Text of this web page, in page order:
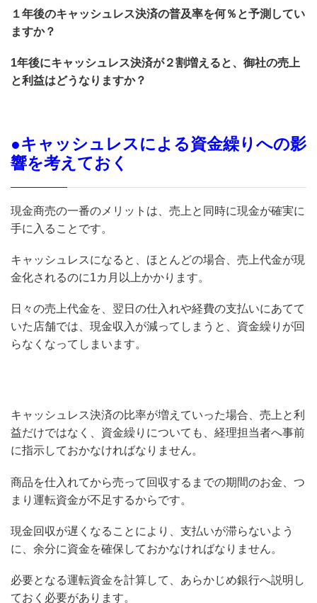
１年後のキャッシュレス決済の普及率を何％と予測してい
ますか？
1年後にキャッシュレス決済が２割増えると、御社の売上
と利益はどうなりますか？
●キャッシュレスによる資金繰りへの影
響を考えておく
現金商売の一番のメリットは、売上と同時に現金が確実に
手に入ることです。
キャッシュレスになると、ほとんどの場合、売上代金が現
金化されるのに1カ月以上かかります。
日々の売上代金を、翌日の仕入れや経費の支払いにあてて
いた店舗では、現金収入が減ってしまうと、資金繰りが回
らなくなってしまいます。
キャッシュレス決済の比率が増えていった場合、売上と利
益だけではなく、資金繰りについても、経理担当者へ事前
に指示しておかなければなりません。
商品を仕入れてから売って回収するまでの期間のお金、つ
まり運転資金が不足するからです。
現金回収が遅くなることにより、支払いが滞らないよう
に、余分に資金を確保しておかなければなりません。
必要となる運転資金を計算して、あらかじめ銀行へ説明し
ておく必要があります。